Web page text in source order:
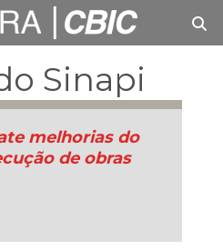
Sinapi
melhorias do
de obras